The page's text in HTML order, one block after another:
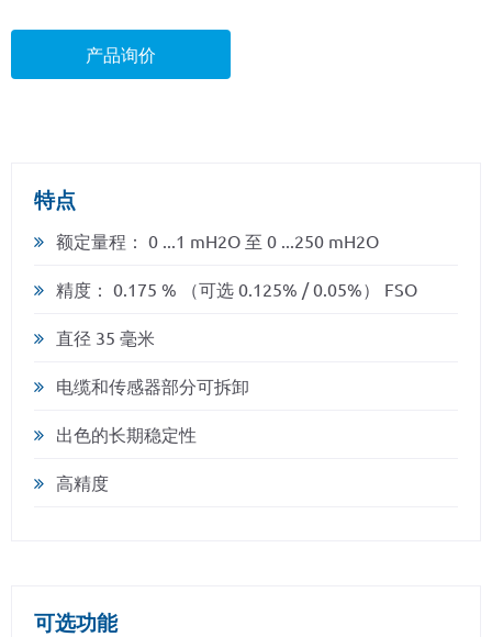
产品询价
特点
额定量程： 0 ...1 mH2O 至 0 ...250 mH2O
精度： 0.175 % （可选 0.125% / 0.05%） FSO
直径 35 毫米
电缆和传感器部分可拆卸
出色的长期稳定性
高精度
可选功能